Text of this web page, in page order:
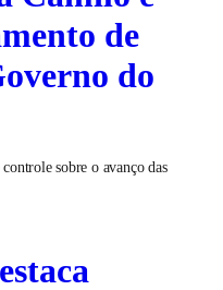
de
do
sobre o avanço das